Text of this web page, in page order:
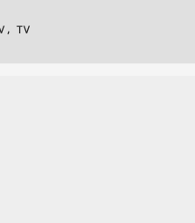
, TV